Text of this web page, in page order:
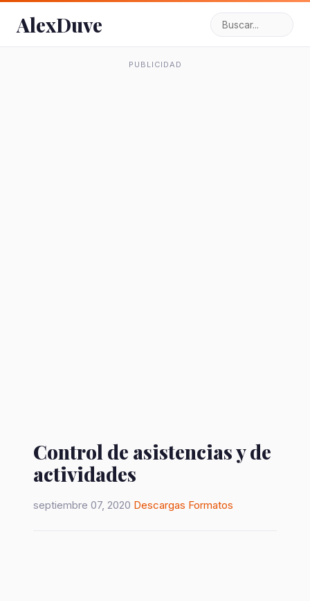
AlexDuve
PUBLICIDAD
Control de asistencias y de
actividades
septiembre 07, 2020 Descargas Formatos